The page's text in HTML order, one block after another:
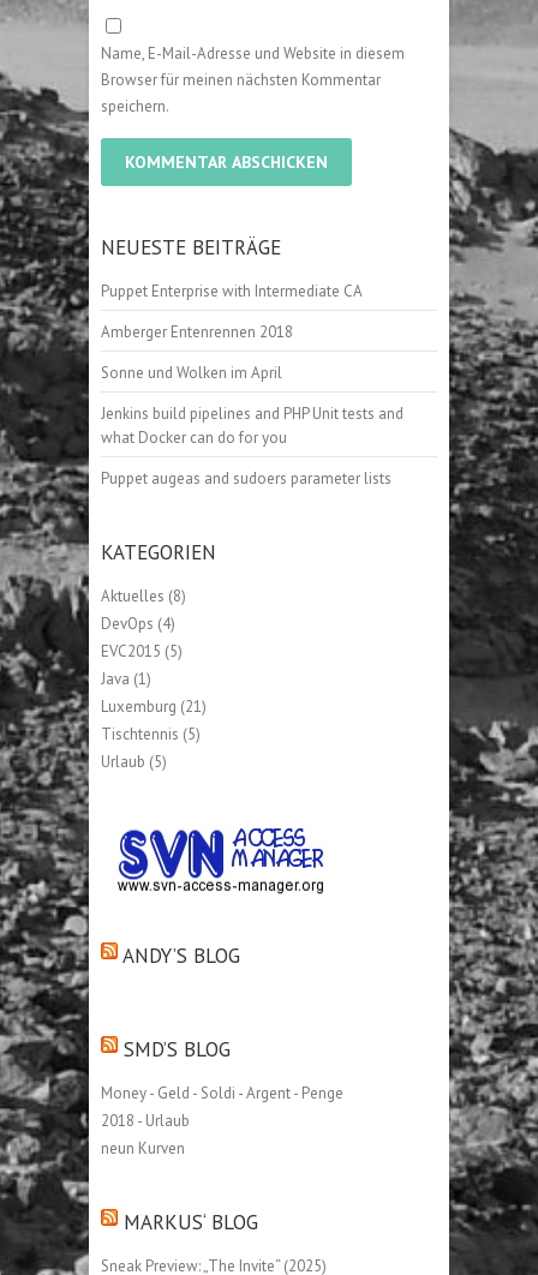
Name, E-Mail-Adresse und Website in diesem
Browser für meinen nächsten Kommentar
speichern.
NEUESTE BEITRÄGE
Puppet Enterprise with Intermediate CA
Amberger Entenrennen 2018
Sonne und Wolken im April
Jenkins build pipelines and PHP Unit tests and
what Docker can do for you
Puppet augeas and sudoers parameter lists
KATEGORIEN
Aktuelles (8)
DevOps (4)
EVC2015 (5)
Java (1)
Luxemburg (21)
Tischtennis (5)
Urlaub (5)
ANDY’S BLOG
SMD’S BLOG
Money - Geld - Soldi - Argent - Penge
2018 - Urlaub
neun Kurven
MARKUS‘ BLOG
Sneak Preview: „The Invite“ (2025)